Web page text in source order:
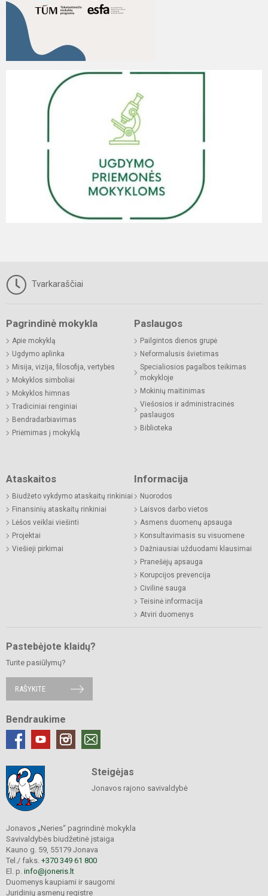
Tvarkaraščiai
Pagrindinė mokykla
Apie mokyklą
Ugdymo aplinka
Misija, vizija, filosofija, vertybės
Mokyklos simboliai
Mokyklos himnas
Tradiciniai renginiai
Bendradarbiavimas
Priėmimas į mokyklą
Paslaugos
Pailgintos dienos grupė
Neformalusis švietimas
Specialiosios pagalbos teikimas
mokykloje
Mokinių maitinimas
Viešosios ir administracinės
paslaugos
Biblioteka
Ataskaitos
Biudžeto vykdymo ataskaitų rinkiniai
Finansinių ataskaitų rinkiniai
Lėšos veiklai viešinti
Projektai
Viešieji pirkimai
Informacija
Nuorodos
Laisvos darbo vietos
Asmens duomenų apsauga
Konsultavimasis su visuomene
Dažniausiai užduodami klausimai
Pranešėjų apsauga
Korupcijos prevencija
Civilinė sauga
Teisinė informacija
Atviri duomenys
Pastebėjote klaidų?
Turite pasiūlymų?
RAŠYKITE
Bendraukime
Steigėjas
Jonavos rajono savivaldybė
Jonavos „Neries“ pagrindinė mokykla
Savivaldybės biudžetinė įstaiga
Kauno g. 59, 55179 Jonava
Tel./ faks. +370 349 61 800
El. p. info@joneris.lt
Duomenys kaupiami ir saugomi
Juridinių asmenų registre